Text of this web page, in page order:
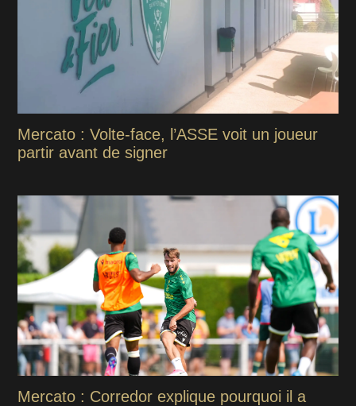
Mercato : Volte-face, l’ASSE voit un joueur
partir avant de signer
Mercato : Corredor explique pourquoi il a